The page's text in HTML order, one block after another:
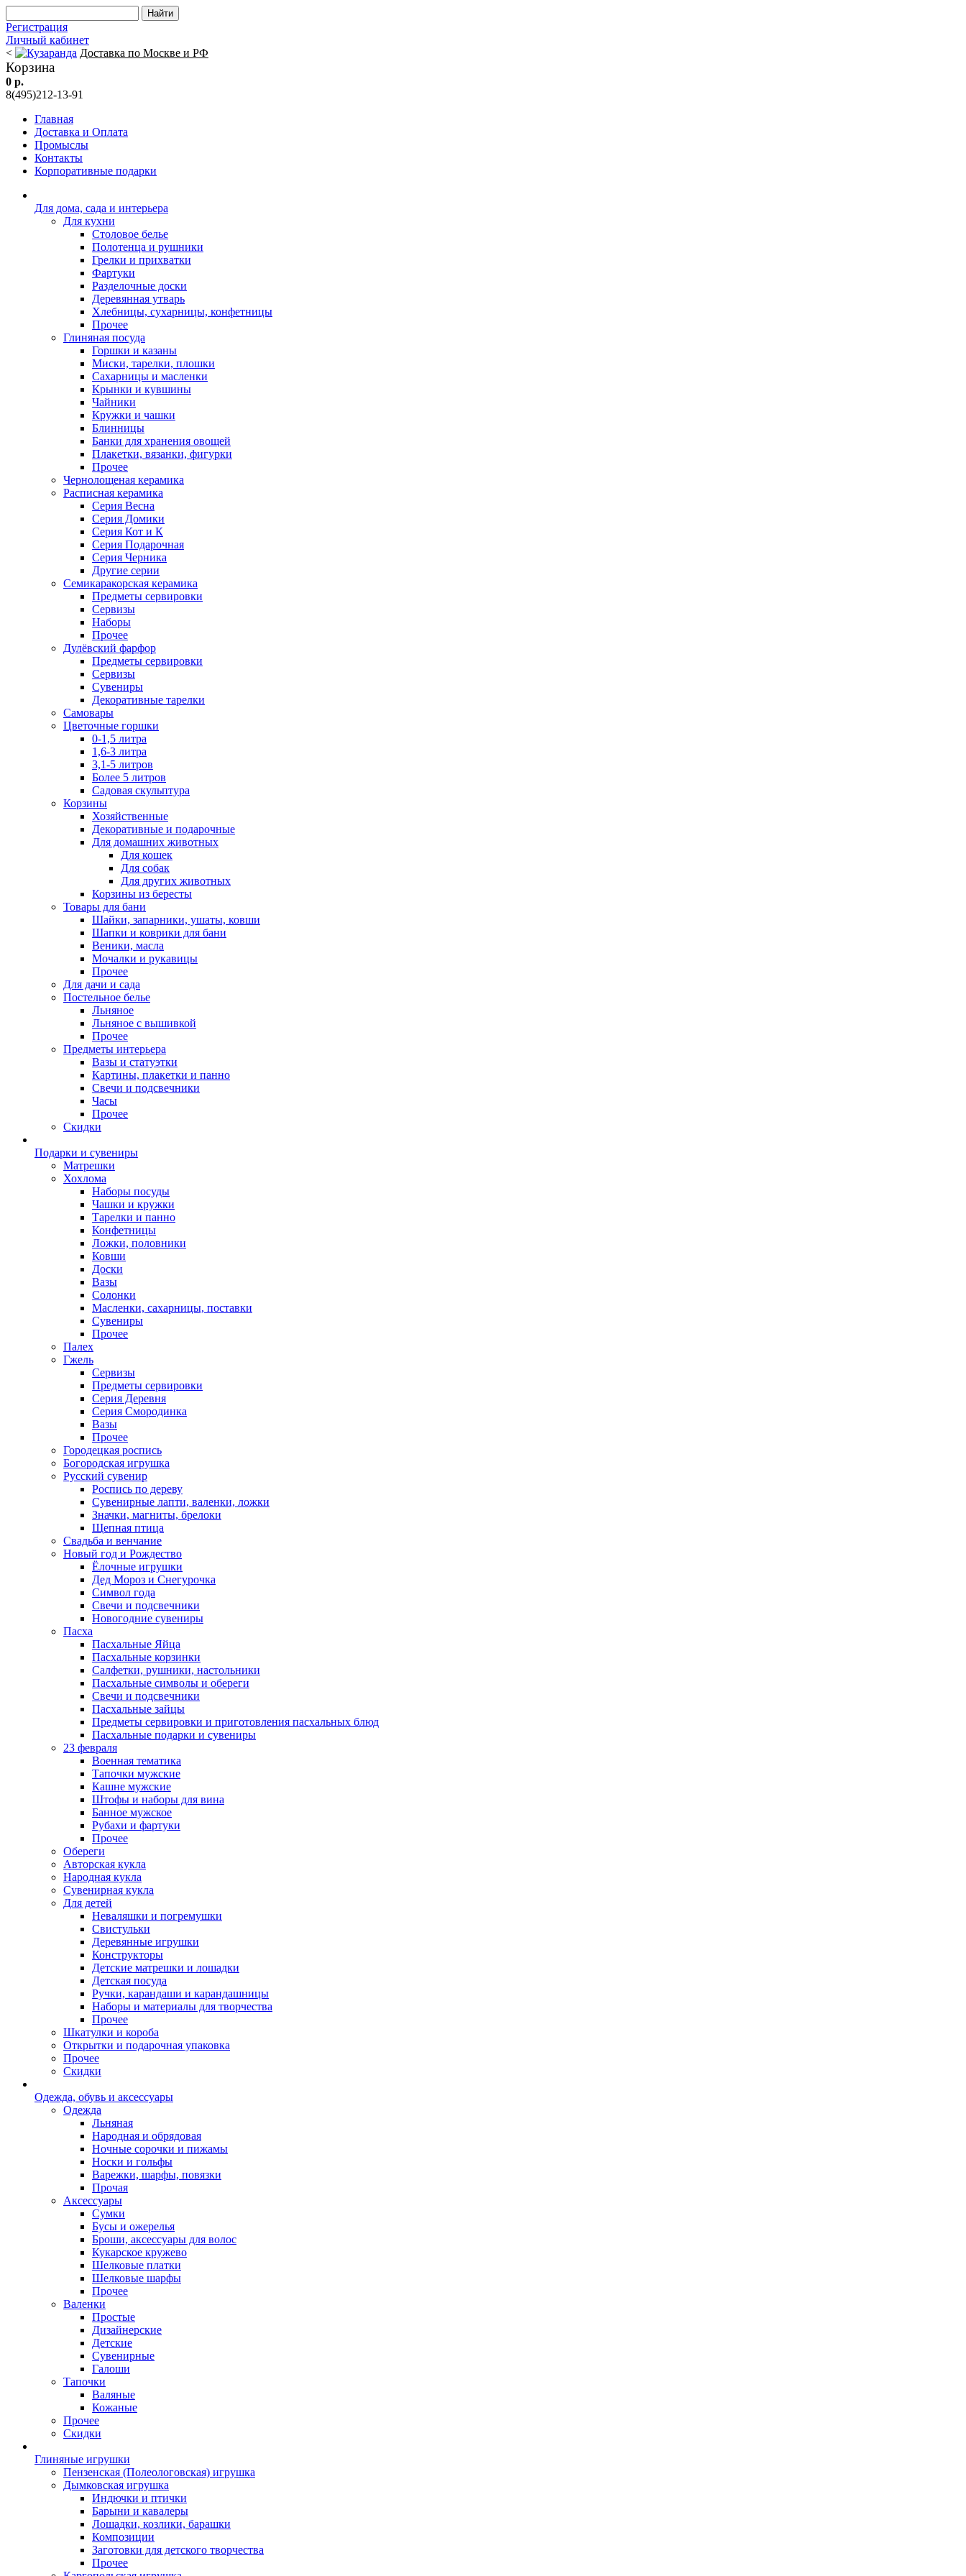
Регистрация
Личный кабинет
<
Доставка по Москве и РФ
Корзина
0 р.
8(495)212-13-91
Главная
Доставка и Оплата
Промыслы
Контакты
Корпоративные подарки
Для дома, сада и интерьера
Для кухни
Столовое белье
Полотенца и рушники
Грелки и прихватки
Фартуки
Разделочные доски
Деревянная утварь
Хлебницы, сухарницы, конфетницы
Прочее
Глиняная посуда
Горшки и казаны
Миски, тарелки, плошки
Сахарницы и масленки
Крынки и кувшины
Чайники
Кружки и чашки
Блинницы
Банки для хранения овощей
Плакетки, вязанки, фигурки
Прочее
Чернолощеная керамика
Расписная керамика
Серия Весна
Серия Домики
Серия Кот и К
Серия Подарочная
Серия Черника
Другие серии
Семикаракорская керамика
Предметы сервировки
Сервизы
Наборы
Прочее
Дулёвский фарфор
Предметы сервировки
Сервизы
Сувениры
Декоративные тарелки
Самовары
Цветочные горшки
0-1,5 литра
1,6-3 литра
3,1-5 литров
Более 5 литров
Садовая скульптура
Корзины
Хозяйственные
Декоративные и подарочные
Для домашних животных
Для кошек
Для собак
Для других животных
Корзины из бересты
Товары для бани
Шайки, запарники, ушаты, ковши
Шапки и коврики для бани
Веники, масла
Мочалки и рукавицы
Прочее
Для дачи и сада
Постельное белье
Льняное
Льняное с вышивкой
Прочее
Предметы интерьера
Вазы и статуэтки
Картины, плакетки и панно
Свечи и подсвечники
Часы
Прочее
Скидки
Подарки и сувениры
Матрешки
Хохлома
Наборы посуды
Чашки и кружки
Тарелки и панно
Конфетницы
Ложки, половники
Ковши
Доски
Вазы
Солонки
Масленки, сахарницы, поставки
Сувениры
Прочее
Палех
Гжель
Сервизы
Предметы сервировки
Серия Деревня
Серия Смородинка
Вазы
Прочее
Городецкая роспись
Богородская игрушка
Русский сувенир
Роспись по дереву
Сувенирные лапти, валенки, ложки
Значки, магниты, брелоки
Щепная птица
Свадьба и венчание
Новый год и Рождество
Ёлочные игрушки
Дед Мороз и Снегурочка
Символ года
Свечи и подсвечники
Новогодние сувениры
Пасха
Пасхальные Яйца
Пасхальные корзинки
Салфетки, рушники, настольники
Пасхальные символы и обереги
Свечи и подсвечники
Пасхальные зайцы
Предметы сервировки и приготовления пасхальных блюд
Пасхальные подарки и сувениры
23 февраля
Военная тематика
Тапочки мужские
Кашне мужские
Штофы и наборы для вина
Банное мужское
Рубахи и фартуки
Прочее
Обереги
Авторская кукла
Народная кукла
Сувенирная кукла
Для детей
Неваляшки и погремушки
Свистульки
Деревянные игрушки
Конструкторы
Детские матрешки и лошадки
Детская посуда
Ручки, карандаши и карандашницы
Наборы и материалы для творчества
Прочее
Шкатулки и короба
Открытки и подарочная упаковка
Прочее
Скидки
Одежда, обувь и аксессуары
Одежда
Льняная
Народная и обрядовая
Ночные сорочки и пижамы
Носки и гольфы
Варежки, шарфы, повязки
Прочая
Аксессуары
Сумки
Бусы и ожерелья
Броши, аксессуары для волос
Кукарское кружево
Шелковые платки
Шелковые шарфы
Прочее
Валенки
Простые
Дизайнерские
Детские
Сувенирные
Галоши
Тапочки
Валяные
Кожаные
Прочее
Скидки
Глиняные игрушки
Пензенская (Полеологовская) игрушка
Дымковская игрушка
Индючки и птички
Барыни и кавалеры
Лошадки, козлики, барашки
Композиции
Заготовки для детского творчества
Прочее